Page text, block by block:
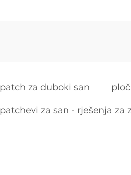
patch za duboki san
patchevi za san - rješenja za